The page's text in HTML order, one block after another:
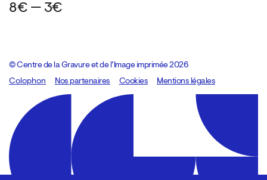
8€ — 3€
© Centre de la Gravure et de l’Image imprimée 2026
Colophon
Design:Marcel Kaczmarek, code:8080.studio
Nos partenaires Cookies Mentions légales